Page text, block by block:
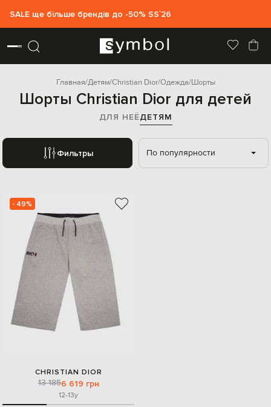
SALE ще більше брендів до -50% SS`26
Главная Детям Christian Dior Одежда Шорты
Шорты Christian Dior для детей
ДЛЯ НЕЁДЕТЯМ
Фильтры По популярности
- 49%
CHRISTIAN DIOR
13 1856 619 грн
12-13y